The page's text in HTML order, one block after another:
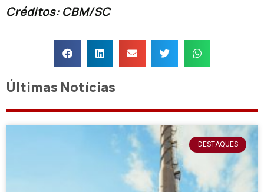
Créditos: CBM/SC
Últimas Notícias
DESTAQUES